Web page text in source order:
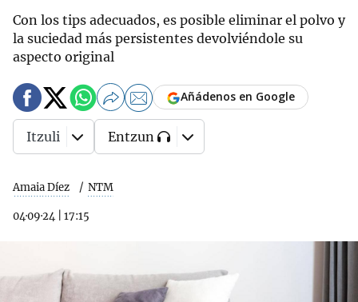
Con los tips adecuados, es posible eliminar el polvo y
la suciedad más persistentes devolviéndole su
aspecto original
Amaia Díez NTM
04·09·24 17:15
Añádenos en Google
Itzuli Entzun